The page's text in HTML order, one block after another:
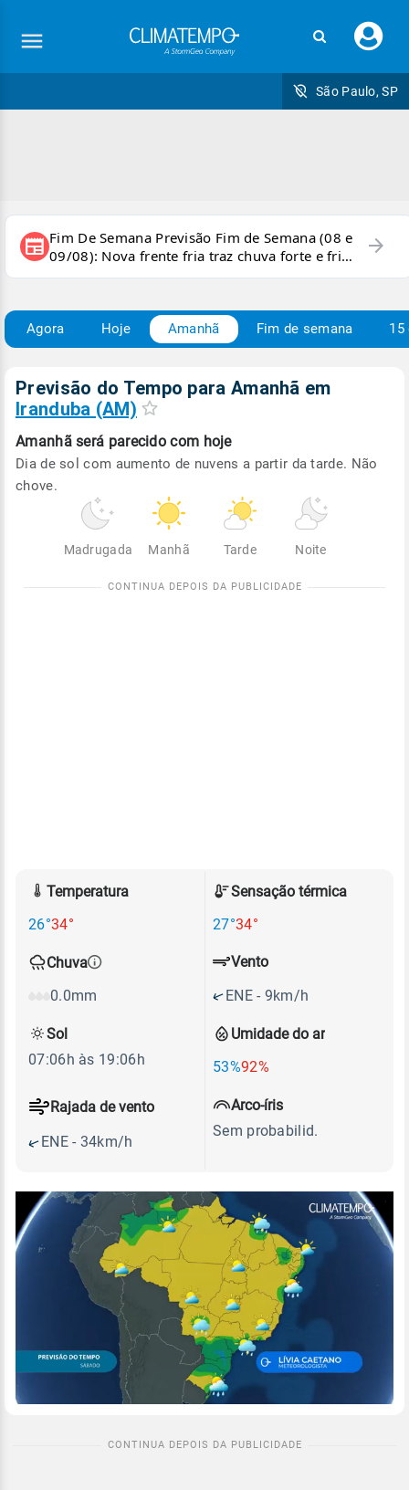
seu
São Paulo, SP
newspaper Fim De Semana Previsão Fim de Semana (08 e
09/08): Nova frente fria traz chuva forte e frio
para áreas do país
arrow_forward
Agora Hoje Amanhã Fim de semana 15
Previsão do Tempo para Amanhã em
Iranduba (AM)
Amanhã será parecido com hoje
Dia de sol com aumento de nuvens a partir da tarde. Não
chove.
Madrugada Manhã Tarde Noite
Temperatura
26°34°
Sensação térmica
27°34°
Chuva
0.0mm
Umidade do ar
53%92%
Vento
ENE - 9km/h
Rajada de vento
ENE - 34km/h
Sol
07:06h às 19:06h
Arco-íris
Sem probabilid.